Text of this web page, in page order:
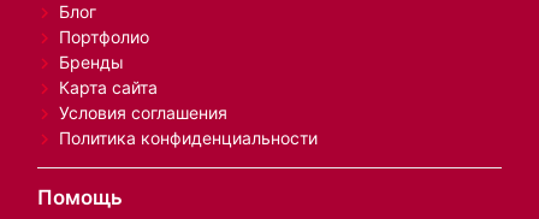
Блог
Портфолио
Бренды
Карта сайта
Условия соглашения
Политика конфиденциальности
Помощь